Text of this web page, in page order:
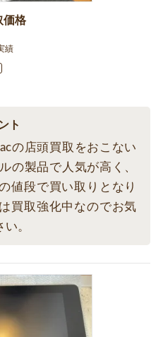
価格
績
ト
の店頭買取をおこない
の製品で人気が高く、
値段で買い取りとなり
買取強化中なのでお気
。